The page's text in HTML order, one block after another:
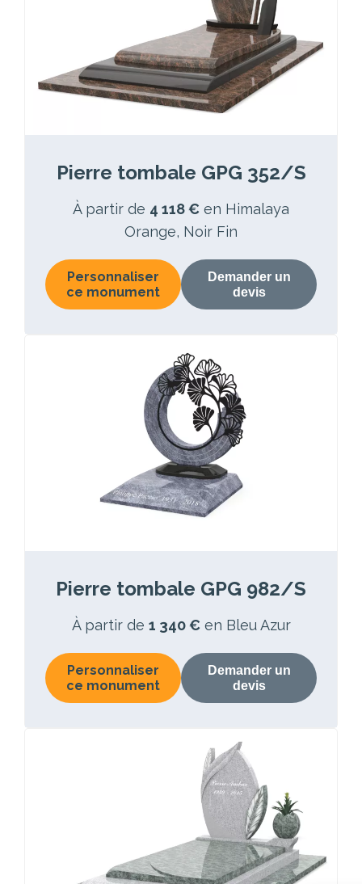
Pierre tombale GPG 352/S
À partir de 4 118 € en Himalaya
Orange, Noir Fin
Personnaliser
ce monument
Demander un
devis
Pierre tombale GPG 982/S
À partir de 1 340 € en Bleu Azur
Personnaliser
ce monument
Demander un
devis